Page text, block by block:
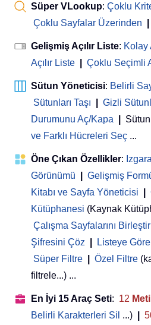
Süper VLookup: Çoklu
Çoklu Sayfalar Üzerinden
Gelişmiş Açılır Liste: Kolay
Açılır Liste
Çoklu Seçimli
Sütun Yöneticisi: Belirli
Sütunları Taşı
Gizli
Durumunu Aç/Kapa
ve Farklı Hücreleri Seç ...
Öne Çıkan Özellikler:
Görünümü
Gelişmiş
Kitabı ve Sayfa Yöneticisi
Kütüphanesi (Kaynak
Çalışma Sayfalarını Birleştir
Şifresini Çöz
Listeye
Süper Filtre
Özel Filtre
filtrele...) ...
En İyi 15 Araç Seti: 12
Belirli Karakterleri Sil ...)